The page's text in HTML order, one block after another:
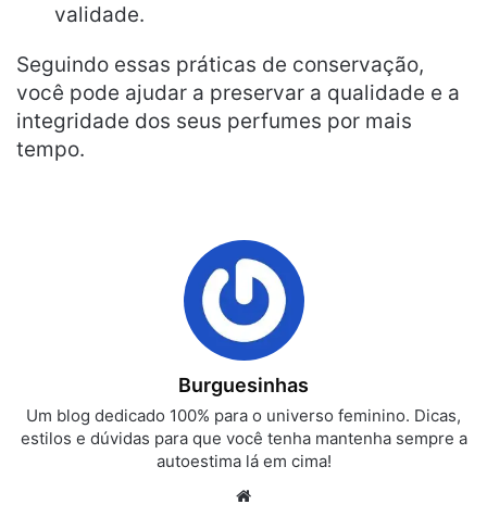
validade.
Seguindo essas práticas de conservação,
você pode ajudar a preservar a qualidade e a
integridade dos seus perfumes por mais
tempo.
Burguesinhas
Um blog dedicado 100% para o universo feminino. Dicas,
estilos e dúvidas para que você tenha mantenha sempre a
autoestima lá em cima!